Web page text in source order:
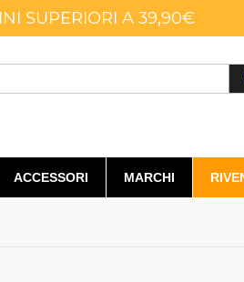
SUPERIORI A 39,90€
ACCESSORI MARCHI